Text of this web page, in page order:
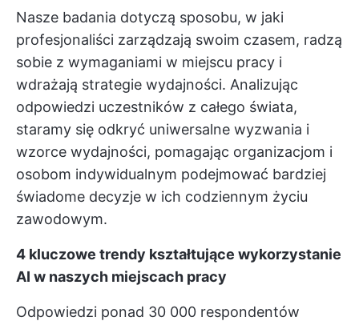
Nasze badania dotyczą sposobu, w jaki
profesjonaliści zarządzają swoim czasem, radzą
sobie z wymaganiami w miejscu pracy i
wdrażają strategie wydajności. Analizując
odpowiedzi uczestników z całego świata,
staramy się odkryć uniwersalne wyzwania i
wzorce wydajności, pomagając organizacjom i
osobom indywidualnym podejmować bardziej
świadome decyzje w ich codziennym życiu
zawodowym.
4 kluczowe trendy kształtujące wykorzystanie
AI w naszych miejscach pracy
Odpowiedzi ponad 30 000 respondentów